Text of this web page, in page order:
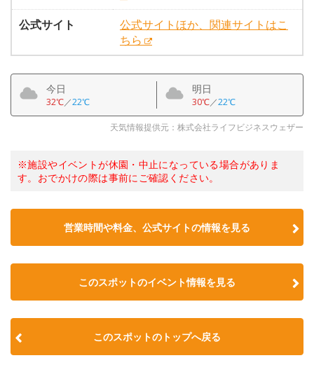
公式サイト
公式サイトほか、関連サイトはこ
ちら
今日
32℃／22℃
明日
30℃／22℃
天気情報提供元：株式会社ライフビジネスウェザー
※施設やイベントが休園・中止になっている場合がありま
す。おでかけの際は事前にご確認ください。
営業時間や料金、公式サイトの情報を見る
このスポットのイベント情報を見る
このスポットのトップへ戻る